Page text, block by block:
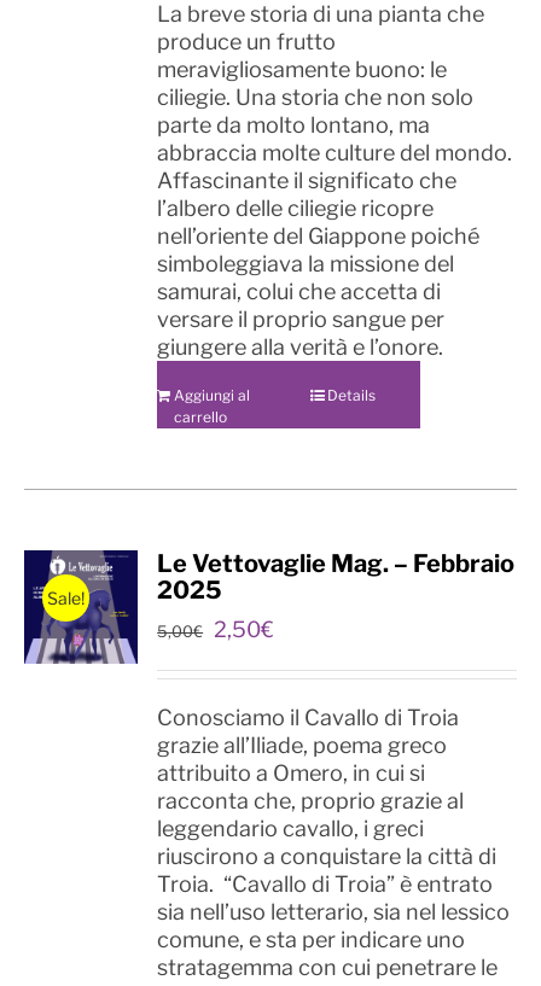
La breve storia di una pianta che
produce un frutto
meravigliosamente buono: le
ciliegie. Una storia che non solo
parte da molto lontano, ma
abbraccia molte culture del mondo.
Affascinante il significato che
l’albero delle ciliegie ricopre
nell’oriente del Giappone poiché
simboleggiava la missione del
samurai, colui che accetta di
versare il proprio sangue per
giungere alla verità e l’onore.
Aggiungi al
carrello
Details
Sale!
Le Vettovaglie Mag. – Febbraio
2025
5,00€
Il
originale
era:
5,00€.
2,50€
attuale
è:
2,50€.
Conosciamo il Cavallo di Troia
grazie all’Iliade, poema greco
attribuito a Omero, in cui si
racconta che, proprio grazie al
leggendario cavallo, i greci
riuscirono a conquistare la città di
Troia. “Cavallo di Troia” è entrato
sia nell’uso letterario, sia nel lessico
comune, e sta per indicare uno
stratagemma con cui penetrare le